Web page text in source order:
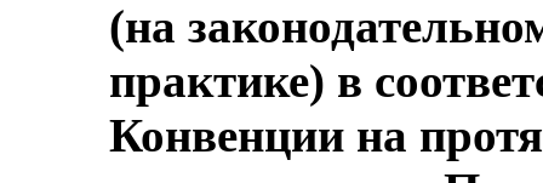
(на
практике) в
Конвенции на